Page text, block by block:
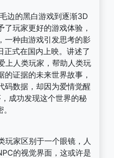
边的黑白游戏到逐渐3D
玩家更好的游戏体验，
一种由游戏引发思考的影
正式在国内上映。讲述了
上人类玩家，帮助人类玩
证据的未来世界故事，
码数据，却因为爱情觉醒
成功发现这个世界的秘
。
玩家区别于一个眼镜，人
的视觉界面，这或许是